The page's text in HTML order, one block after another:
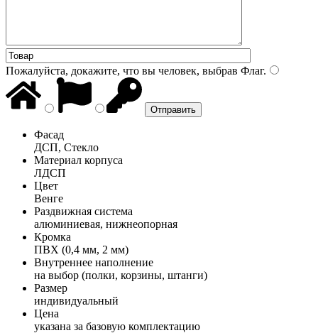
Пожалуйста, докажите, что вы человек, выбрав Флаг.
Фасад
ДСП, Стекло
Материал корпуса
ЛДСП
Цвет
Венге
Раздвижная система
алюминиевая, нижнеопорная
Кромка
ПВХ (0,4 мм, 2 мм)
Внутреннее наполнение
на выбор (полки, корзины, штанги)
Размер
индивидуальный
Цена
указана за базовую комплектацию